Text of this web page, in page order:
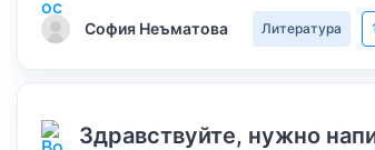
София Неъматова Литература
Здравствуйте, нужно